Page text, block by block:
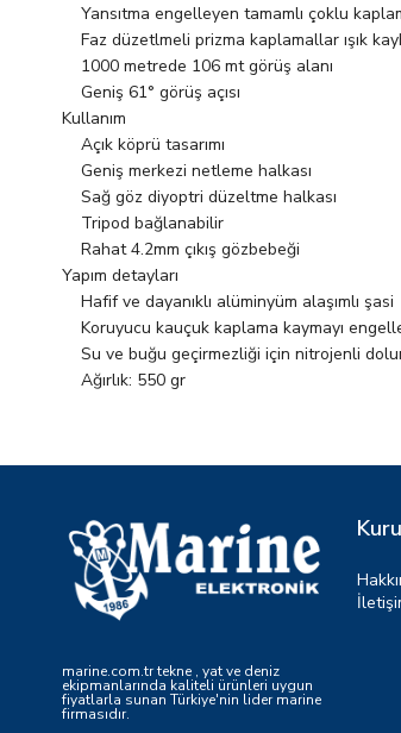
Yansıtma engelleyen tamamlı çoklu
Faz düzetlmeli prizma kaplamallar ışık
1000 metrede 106 mt görüş alanı
Geniş 61° görüş açısı
Kullanım
Açık köprü tasarımı
Geniş merkezi netleme halkası
Sağ göz diyoptri düzeltme halkası
Tripod bağlanabilir
Rahat 4.2mm çıkış gözbebeği
Yapım detayları
Hafif ve dayanıklı alüminyüm alaşımlı şasi
Koruyucu kauçuk kaplama kaymayı
Su ve buğu geçirmezliği için nitrojenli
Ağırlık: 550 gr
marine.com.tr tekne , yat ve deniz
ekipmanlarında kaliteli ürünleri uygun
fiyatlarla sunan Türkiye'nin lider marine
firmasıdır.